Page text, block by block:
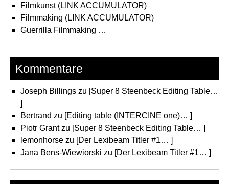
Filmkunst (LINK ACCUMULATOR)
Filmmaking (LINK ACCUMULATOR)
Guerrilla Filmmaking …
Kommentare
Joseph Billings zu [Super 8 Steenbeck Editing Table…
]
Bertrand zu [Editing table (INTERCINE one)… ]
Piotr Grantzu [Super 8 Steenbeck Editing Table… ]
lemonhorse zu [Der Lexibeam Titler #1… ]
Jana Bens-Wiewiorski zu [Der Lexibeam Titler #1… ]